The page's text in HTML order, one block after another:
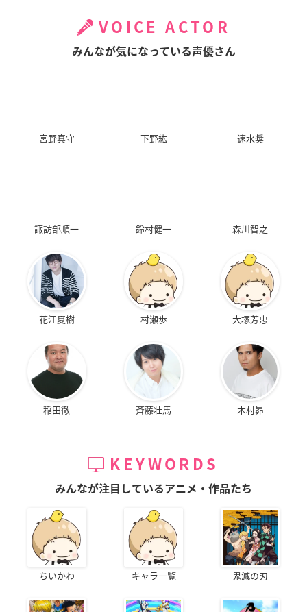
VOICE ACTOR
みんなが気になっている声優さん
宮野真守 下野紘 速水奨
諏訪部順一 鈴村健一 森川智之
花江夏樹 村瀬歩 大塚芳忠
稲田徹 斉藤壮馬 木村昴
KEYWORDS
みんなが注目しているアニメ・作品たち
ちいかわ キャラ一覧 鬼滅の刃